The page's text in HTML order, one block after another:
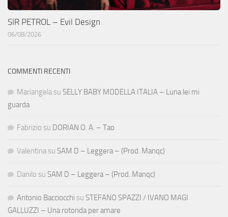
SIR PETROL – Evil Design
06/08/2026
COMMENTI RECENTI
Mariangela su SELLY BABY MODELLA ITALIA – Luna lei mi
guarda
Fabrizio su DORIAN O. A. – Tao
Valentina su SAM D – Leggera – (Prod. Manqc)
Danilo su SAM D – Leggera – (Prod. Manqc)
Antonio Bacciocchi su STEFANO SPAZZI / IVANO MAGI
GALLUZZI – Una rotonda per amare